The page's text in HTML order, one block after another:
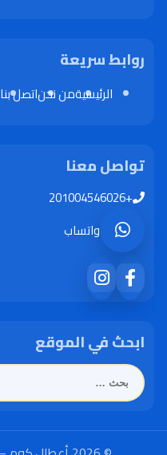
روابط سريعة
الرئيسيةمن نحناتصل بنا
تواصل معنا
+201004546026
واتساب
ابحث في الموقع
البحث
عن: